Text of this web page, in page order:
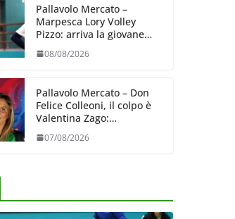
Pallavolo Mercato –
Marpesca Lory Volley
Pizzo: arriva la giovane
italo–brasiliana Any
Gabrielle Milano
08/08/2026
Pallavolo Mercato – Don
Felice Colleoni, il colpo è
Valentina Zago:
esperienza e oltre 5.000
punti al servizio di
07/08/2026